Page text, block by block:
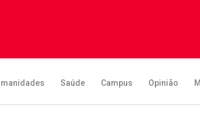
Saúde Campus Opinião